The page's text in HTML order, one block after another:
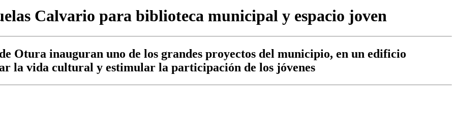
Calvario para biblioteca municipal y espacio joven
Otura inauguran uno de los grandes proyectos del municipio, en un edificio
la vida cultural y estimular la participación de los jóvenes